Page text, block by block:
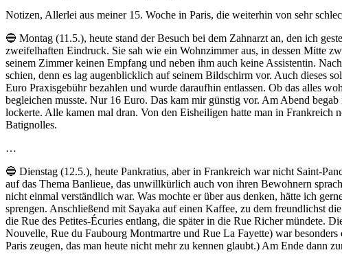
Notizen, Allerlei aus meiner 15. Woche in Paris, die weiterhin von sehr
🔵 Montag (11.5.), heute stand der Besuch bei dem Zahnarzt an, den ich
zweifelhaften Eindruck. Sie sah wie ein Wohnzimmer aus, in dessen Mitte
seinem Zimmer keinen Empfang und neben ihm auch keine Assistentin.
schien, denn es lag augenblicklich auf seinem Bildschirm vor. Auch dieses
Euro Praxisgebühr bezahlen und wurde daraufhin entlassen. Ob das alles
begleichen musste. Nur 16 Euro. Das kam mir günstig vor. Am Abend
lockerte. Alle kamen mal dran. Von den Eisheiligen hatte man in
Batignolles.
…
🔵 Dienstag (12.5.), heute Pankratius, aber in Frankreich war nicht Saint-
auf das Thema Banlieue, das unwillkürlich auch von ihren Bewohnern
nicht einmal verständlich war. Was mochte er über aus denken, hätte ich
sprengen. Anschließend mit Sayaka auf einen Kaffee, zu dem freundlichst
die Rue des Petites-Écuries entlang, die später in die Rue Richer mündete.
Nouvelle, Rue du Faubourg Montmartre und Rue La Fayette) war
Paris zeugen, das man heute nicht mehr zu kennen glaubt.) Am Ende dann